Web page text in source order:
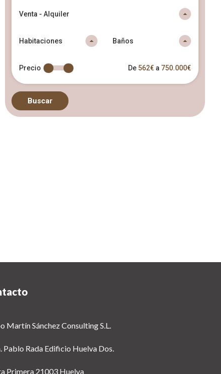
Venta - Alquiler
Habitaciones Baños
Precio De 562€ a 750.000€
Buscar
Martín Sánchez Consulting S.L.
Pablo Rada Edificio Huelva Dos.
Primera 21003 Huelva